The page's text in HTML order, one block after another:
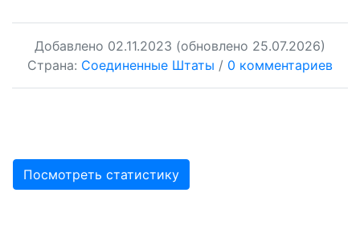
Добавлено 02.11.2023 (обновлено 25.07.2026)
Страна: Соединенные Штаты / 0 комментариев
Посмотреть статистику